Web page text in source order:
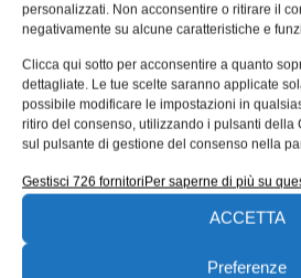
personalizzati. Non acconsentire o ritirare il
negativamente su alcune caratteristiche e
Clicca qui sotto per acconsentire a quanto
dettagliate. Le tue scelte saranno applicate
possibile modificare le impostazioni in
ritiro del consenso, utilizzando i pulsanti della
sul pulsante di gestione del consenso nella
Gestisci 726 fornitoriPer saperne di più su
ACCETTA
Preferenze
ARTICOLI